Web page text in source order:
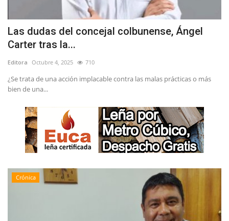
Las dudas del concejal colbunense, Ángel
Carter tras la...
Editora Octubre 4, 2025 710
¿Se trata de una acción implacable contra las malas prácticas o más
bien de una...
Crónica